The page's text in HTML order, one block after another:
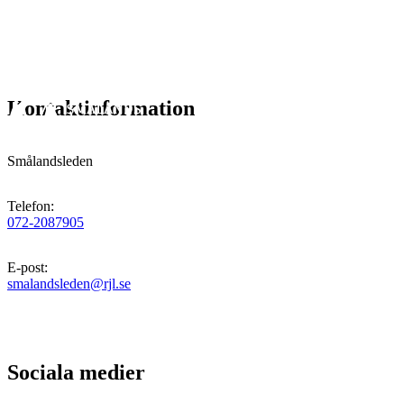
Kontaktinformation
Smålandsleden
Telefon:
072-2087905
E-post:
smalandsleden@rjl.se
Sociala medier